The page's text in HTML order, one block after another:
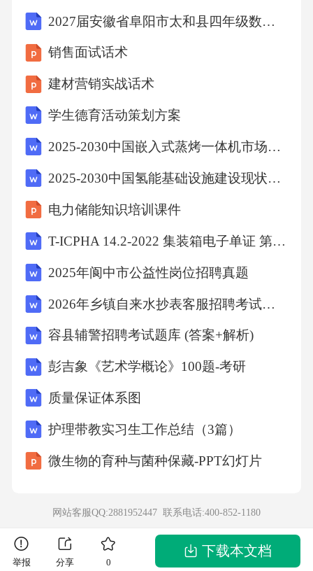
2027届安徽省阜阳市太和县四年级数学第一学期期末学业质量监测模拟试题含解析
销售面试话术
建材营销实战话术
学生德育活动策划方案
2025-2030中国嵌入式蒸烤一体机市场高端厨房场景定义权争夺
2025-2030中国氢能基础设施建设现状与未来投资机遇分析报告
电力储能知识培训课件
T-ICPHA 14.2-2022 集装箱电子单证 第2部分：电子提货单
2025年阆中市公益性岗位招聘真题
2026年乡镇自来水抄表客服招聘考试笔试试题（含答案）
容县辅警招聘考试题库 (答案+解析)
彭吉象《艺术学概论》100题-考研
质量保证体系图
护理带教实习生工作总结（3篇）
微生物的育种与菌种保藏-PPT幻灯片
网站客服QQ:2881952447 联系电话:400-852-1180
举报 分享 0
下载本文档